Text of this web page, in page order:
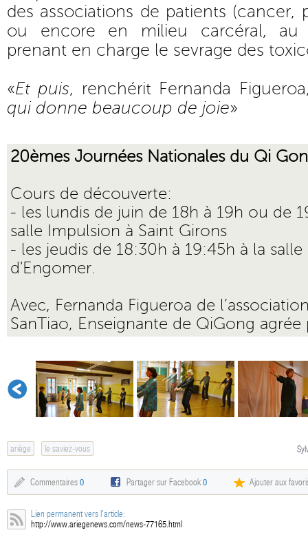
des associations de patients (cancer,
ou encore en milieu carcéral, au
prenant en charge le sevrage des
«Et puis, renchérit Fernanda
qui donne beaucoup de joie»
20èmes Journées Nationales du Qi
Cours de découverte:
- les lundis de juin de 18h à 19h ou de
salle Impulsion à Saint Girons
- les jeudis de 18:30h à 19:45h à la salle
d'Engomer.
Avec, Fernanda Figueroa de
SanTiao, Enseignante de QiGong agrée
ariège le saviez-vous
Commentaires 0 Partager sur Facebook0 Ajouter aux
Lien permanent vers l'article:
http://www.ariegenews.com/news-77165.html